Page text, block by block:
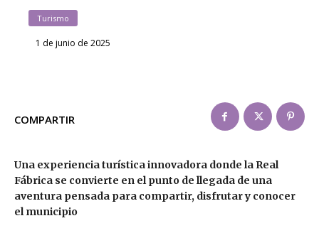
Turismo
1 de junio de 2025
COMPARTIR
Una experiencia turística innovadora donde la Real
Fábrica se convierte en el punto de llegada de una
aventura pensada para compartir, disfrutar y conocer
el municipio